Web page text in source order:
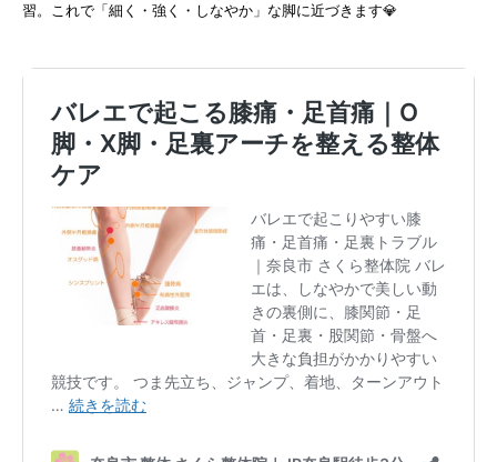
習。これで「細く・強く・しなやか」な脚に近づきます💎